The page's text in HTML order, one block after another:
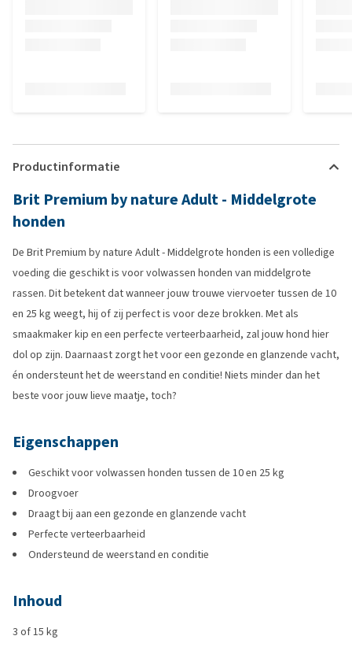
Productinformatie
Brit Premium by nature Adult - Middelgrote
honden
De Brit Premium by nature Adult - Middelgrote honden is een volledige
voeding die geschikt is voor volwassen honden van middelgrote
rassen. Dit betekent dat wanneer jouw trouwe viervoeter tussen de 10
en 25 kg weegt, hij of zij perfect is voor deze brokken. Met als
smaakmaker kip en een perfecte verteerbaarheid, zal jouw hond hier
dol op zijn. Daarnaast zorgt het voor een gezonde en glanzende vacht,
én ondersteunt het de weerstand en conditie! Niets minder dan het
beste voor jouw lieve maatje, toch?
Eigenschappen
Geschikt voor volwassen honden tussen de 10 en 25 kg
Droogvoer
Draagt bij aan een gezonde en glanzende vacht
Perfecte verteerbaarheid
Ondersteund de weerstand en conditie
Inhoud
3 of 15 kg